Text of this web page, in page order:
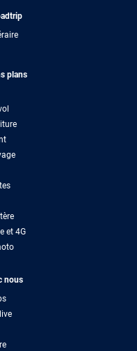
plans
et 4G
nous